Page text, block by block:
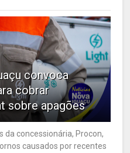
convoca
cobrar
sobre apagões
da concessionária, Procon,
causados por recentes